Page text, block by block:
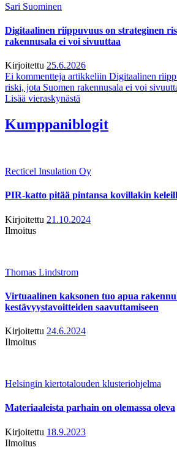
Sari Suominen
Digitaalinen riippuvuus on strateginen
rakennusala ei voi sivuuttaa
Kirjoitettu 25.6.2026
Ei kommentteja artikkeliin Digitaalinen
riski, jota Suomen rakennusala ei voi
Lisää vieraskynästä
Kumppaniblogit
Recticel Insulation Oy
PIR-katto pitää pintansa kovillakin
Kirjoitettu 21.10.2024
Ilmoitus
Thomas Lindstrom
Virtuaalinen kaksonen tuo apua
kestävyystavoitteiden saavuttamiseen
Kirjoitettu 24.6.2024
Ilmoitus
Helsingin kiertotalouden klusteriohjelma
Materiaaleista parhain on olemassa oleva
Kirjoitettu 18.9.2023
Ilmoitus